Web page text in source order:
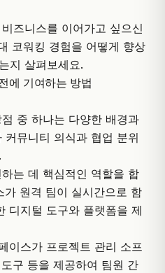
즈니스를 이어가고 싶으신
코워킹 경험을 어떻게 향상
지 살펴보세요.
에 기여하는 방법
중 하나는 다양한 배경과
뮤니티 의식과 협업 분위
는 데 핵심적인 역할을 합
가 원격 팀이 실시간으로 함
디지털 도구와 플랫폼을 제
이스가 프로젝트 관리 소프
구 등을 제공하여 팀원 간